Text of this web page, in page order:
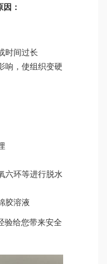
：
时间过长
响，使组织变硬
六环等进行脱水
胶溶液
验给您带来安全